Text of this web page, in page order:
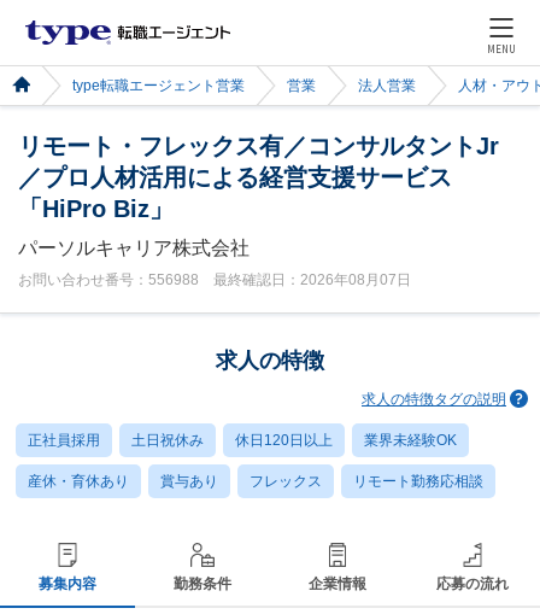
MENU
type転職エージェント営業 営業 法人営業 人材・アウ
リモート・フレックス有／コンサルタントJr
／プロ人材活用による経営支援サービス
「HiPro Biz」
パーソルキャリア株式会社
お問い合わせ番号：556988 最終確認日：2026年08月07日
求人の特徴
求人の特徴タグの説明
正社員採用 土日祝休み 休日120日以上 業界未経験OK
産休・育休あり 賞与あり フレックス リモート勤務応相談
募集内容 勤務条件 企業情報 応募の流れ